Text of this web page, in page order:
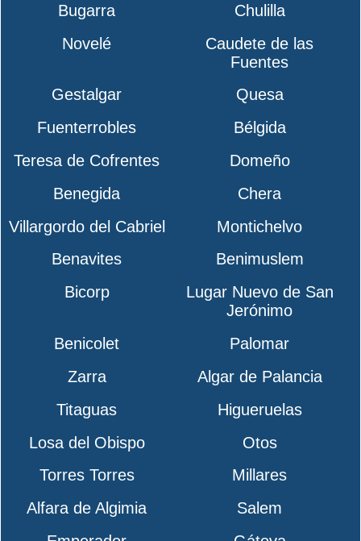
Bugarra
Chulilla
Novelé
Caudete de las
Fuentes
Gestalgar
Quesa
Fuenterrobles
Bélgida
Teresa de Cofrentes
Domeño
Benegida
Chera
Villargordo del Cabriel
Montichelvo
Benavites
Benimuslem
Bicorp
Lugar Nuevo de San
Jerónimo
Benicolet
Palomar
Zarra
Algar de Palancia
Titaguas
Higueruelas
Losa del Obispo
Otos
Torres Torres
Millares
Alfara de Algimia
Salem